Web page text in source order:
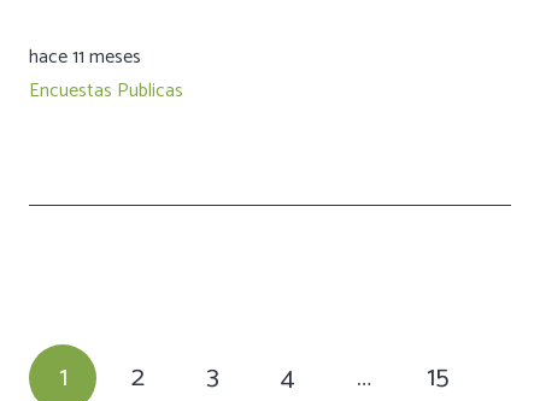
hace 11 meses
Encuestas Publicas
1 2 3 4 … 15